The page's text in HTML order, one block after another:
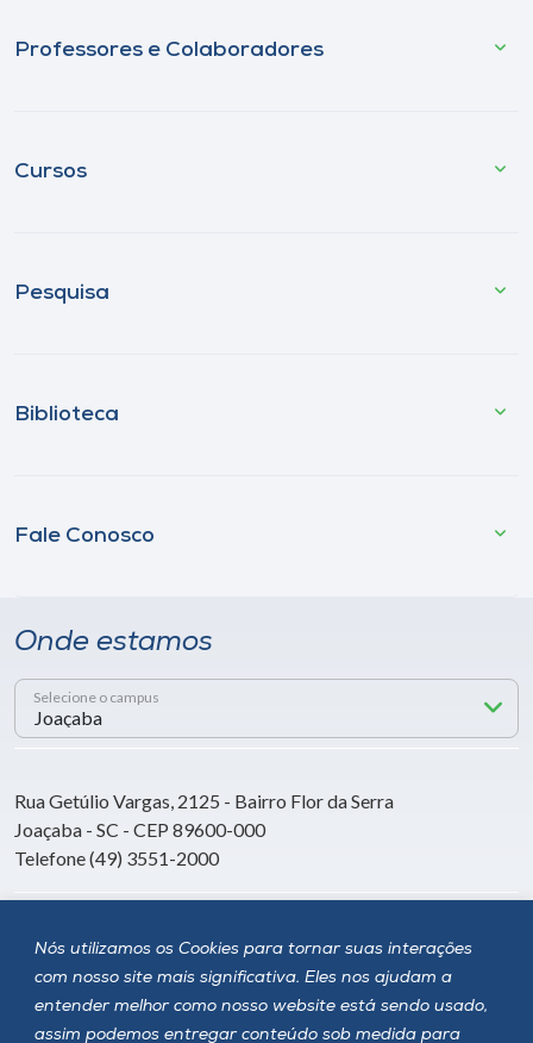
Nós utilizamos os Cookies para tornar suas interações
com nosso site mais significativa. Eles nos ajudam a
entender melhor como nosso website está sendo usado,
assim podemos entregar conteúdo sob medida para
Professores e Colaboradores
Cursos
Pesquisa
Biblioteca
Fale Conosco
Onde estamos
Selecione o campus
Rua Getúlio Vargas, 2125 - Bairro Flor da Serra
Joaçaba - SC - CEP 89600-000
Telefone (49) 3551-2000
Siga a Unoesc